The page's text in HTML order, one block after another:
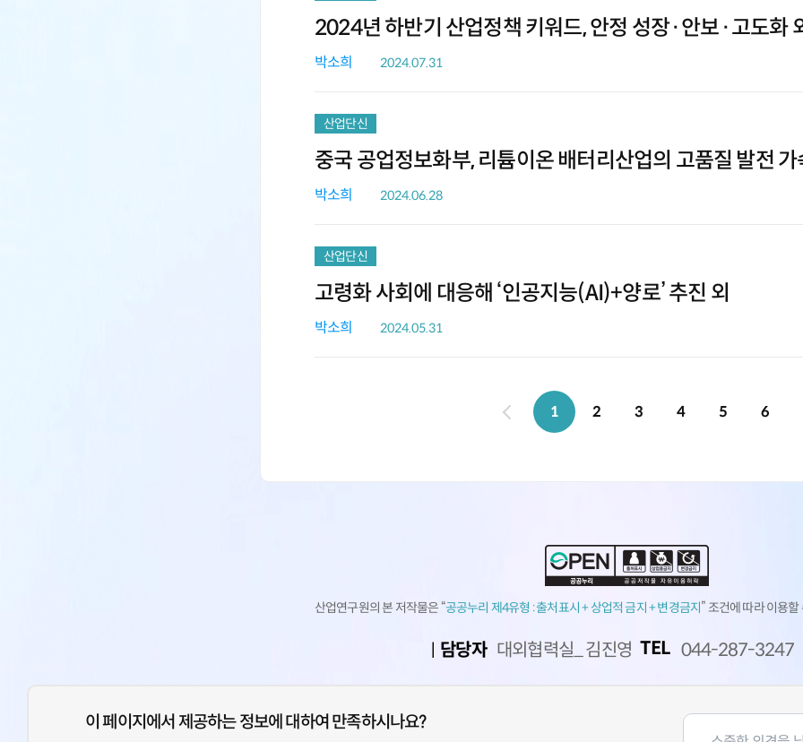
2024년 하반기 산업정책 키워드, 안정 성장·안보·고도화
박소희 2024.07.31
산업단신
중국 공업정보화부, 리튬이온 배터리산업의 고품질 발전
박소희 2024.06.28
산업단신
고령화 사회에 대응해 ‘인공지능(AI)+양로’ 추진 외
박소희 2024.05.31
1 2 3 4 5 6
산업연구원의 본 저작물은 “공공누리 제4유형 :출처표시 + 상업적 금지 + 변경금지” 조건에 따라 이용
담당자 대외협력실_ 김진영 TEL 044-287-3247
이 페이지에서 제공하는 정보에 대하여 만족하시나요?